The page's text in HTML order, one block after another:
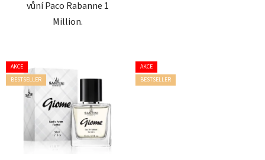
vůní Paco Rabanne 1
Million.
AKCE
BESTSELLER
AKCE
BESTSELLER